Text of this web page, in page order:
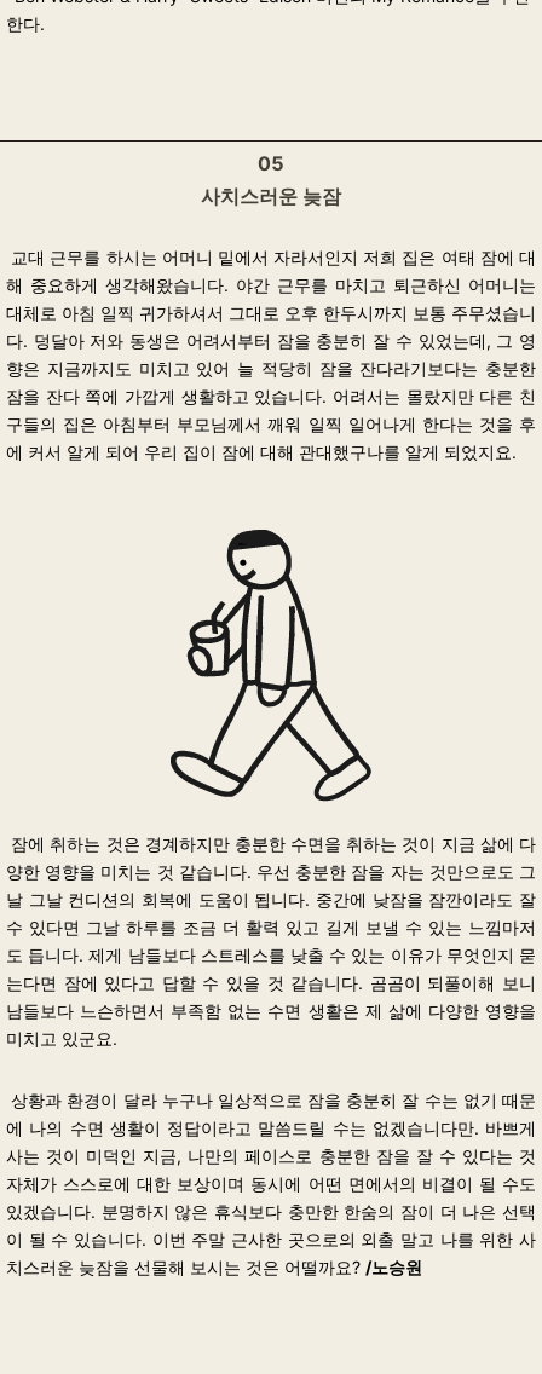
한다.
05
사치스러운 늦잠
교대 근무를 하시는 어머니 밑에서 자라서인지 저희 집은 여태 잠에 대
해 중요하게 생각해왔습니다. 야간 근무를 마치고 퇴근하신 어머니는
대체로 아침 일찍 귀가하셔서 그대로 오후 한두시까지 보통 주무셨습니
다. 덩달아 저와 동생은 어려서부터 잠을 충분히 잘 수 있었는데, 그 영
향은 지금까지도 미치고 있어 늘 적당히 잠을 잔다라기보다는 충분한
잠을 잔다 쪽에 가깝게 생활하고 있습니다. 어려서는 몰랐지만 다른 친
구들의 집은 아침부터 부모님께서 깨워 일찍 일어나게 한다는 것을 후
에 커서 알게 되어 우리 집이 잠에 대해 관대했구나를 알게 되었지요.
잠에 취하는 것은 경계하지만 충분한 수면을 취하는 것이 지금 삶에 다
양한 영향을 미치는 것 같습니다. 우선 충분한 잠을 자는 것만으로도 그
날 그날 컨디션의 회복에 도움이 됩니다. 중간에 낮잠을 잠깐이라도 잘
수 있다면 그날 하루를 조금 더 활력 있고 길게 보낼 수 있는 느낌마저
도 듭니다. 제게 남들보다 스트레스를 낮출 수 있는 이유가 무엇인지 묻
는다면 잠에 있다고 답할 수 있을 것 같습니다. 곰곰이 되풀이해 보니
남들보다 느슨하면서 부족함 없는 수면 생활은 제 삶에 다양한 영향을
미치고 있군요.
상황과 환경이 달라 누구나 일상적으로 잠을 충분히 잘 수는 없기 때문
에 나의 수면 생활이 정답이라고 말씀드릴 수는 없겠습니다만. 바쁘게
사는 것이 미덕인 지금, 나만의 페이스로 충분한 잠을 잘 수 있다는 것
자체가 스스로에 대한 보상이며 동시에 어떤 면에서의 비결이 될 수도
있겠습니다. 분명하지 않은 휴식보다 충만한 한숨의 잠이 더 나은 선택
이 될 수 있습니다. 이번 주말 근사한 곳으로의 외출 말고 나를 위한 사
치스러운 늦잠을 선물해 보시는 것은 어떨까요? /노승원